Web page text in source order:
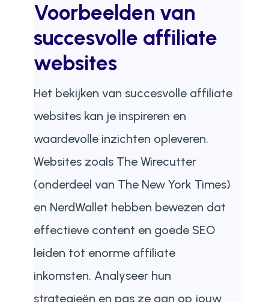
Voorbeelden van
succesvolle affiliate
websites
Het bekijken van succesvolle affiliate
websites kan je inspireren en
waardevolle inzichten opleveren.
Websites zoals The Wirecutter
(onderdeel van The New York Times)
en NerdWallet hebben bewezen dat
effectieve content en goede SEO
leiden tot enorme affiliate
inkomsten. Analyseer hun
strategieën en pas ze aan op jouw